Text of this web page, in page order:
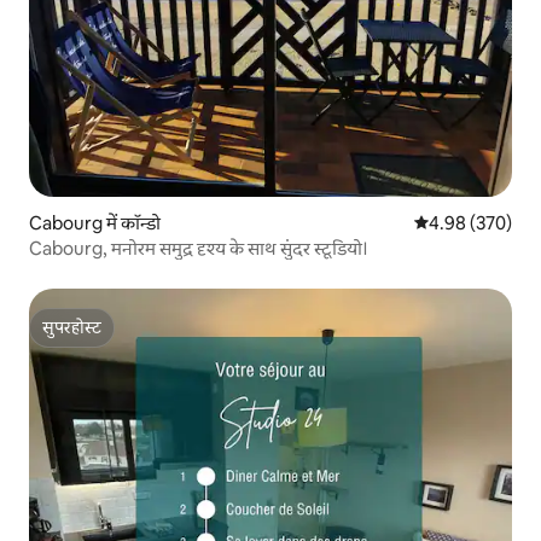
Cabourg में कॉन्डो औसत रेटिंग 5 में से
4.98 (370)
Cabourg, मनोरम समुद्र दृश्य के साथ सुंदर स्टूडियो।
सुपरहोस्ट
सुपरहोस्ट